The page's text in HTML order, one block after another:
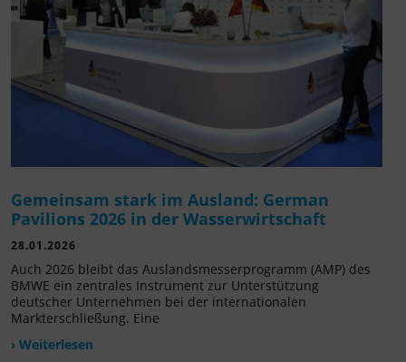
Gemeinsam stark im Ausland: German
Pavilions 2026 in der Wasserwirtschaft
28.01.2026
Auch 2026 bleibt das Auslandsmesserprogramm (AMP) des
BMWE ein zentrales Instrument zur Unterstützung
deutscher Unternehmen bei der internationalen
Markterschließung. Eine
› Weiterlesen